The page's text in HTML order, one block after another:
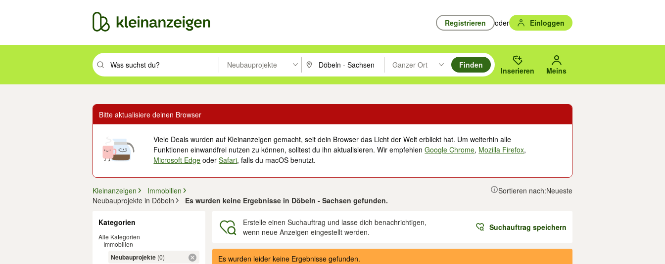
Registrieren oder Einloggen
Suchbegriff eingeben. Eingabetaste drücken um zu suchen, oder Vorschläge mit den Pfeiltasten nach oben/unten durchsuchen und mit Eingabetaste auswählen.
Neubauprojekte PLZ oder Ort eingeben. Eingabetaste drücken um zu suchen, oder Vorschläge mit den Pfeiltasten nach oben/
Ganzer Ort
Suche im Umkreis des gewählten Orts oder PLZ.
Finden
Inserieren Meins
Bitte aktualisiere deinen Browser
Viele Deals wurden auf Kleinanzeigen gemacht, seit dein Browser das Licht der Welt erblickt hat. Um weiterhin alle
Funktionen einwandfrei nutzen zu können, solltest du ihn aktualisieren. Wir empfehlenGoogle Chrome, Mozilla Firefox,
Microsoft Edge oderSafari, falls du macOS benutzt.
Kleinanzeigen
Immobilien
Neubauprojekte in Döbeln
Es wurden keine Ergebnisse in Döbeln - Sachsen gefunden.
Sortieren nach:Neueste
Kategorien
Alle Kategorien
Immobilien
Neubauprojekte (0)
Erstelle einen Suchauftrag und lasse dich benachrichtigen,
wenn neue Anzeigen eingestellt werden.
Suchauftrag speichern
Ergebnisse
Es wurden leider keine Ergebnisse gefunden.